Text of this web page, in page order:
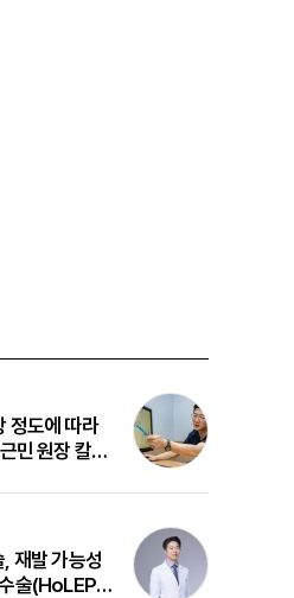
정도에 따라
민 원장 칼
재발 가능성
술(HoLEP)